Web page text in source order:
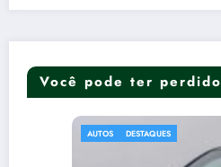
Você pode ter perdido
DESTAQUES